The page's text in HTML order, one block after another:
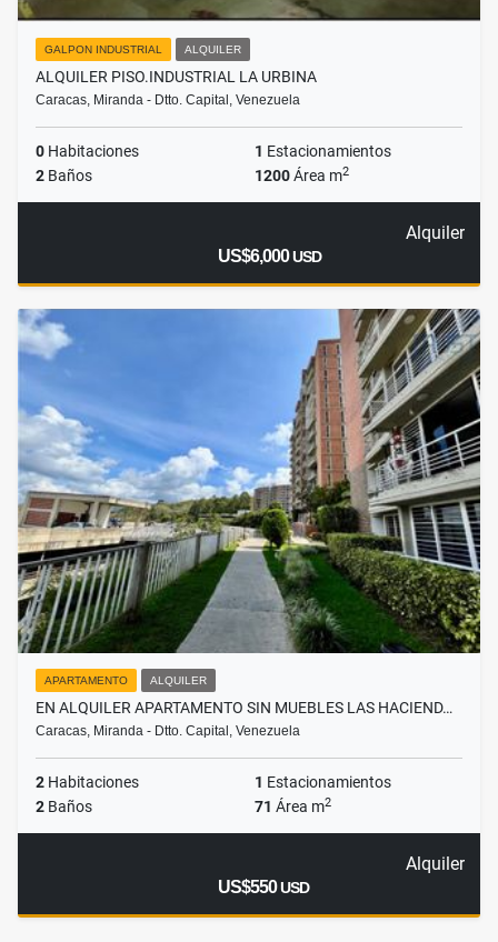
GALPON INDUSTRIAL ALQUILER
ALQUILER PISO.INDUSTRIAL LA URBINA
Caracas, Miranda - Dtto. Capital, Venezuela
0 Habitaciones 1 Estacionamientos
2 Baños 1200Área m2
Alquiler
US$6,000USD
APARTAMENTO ALQUILER
EN ALQUILER APARTAMENTO SIN MUEBLES LAS HACIEND…
Caracas, Miranda - Dtto. Capital, Venezuela
2 Habitaciones 1 Estacionamientos
2 Baños 71 Área m2
Alquiler
US$550USD